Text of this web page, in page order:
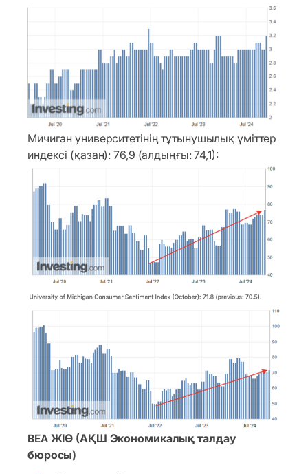
Мичиган университетінің тұтынушылық үміттер
индексі (қазан): 76,9 (алдыңғы: 74,1):
BEA ЖІӨ (АҚШ Экономикалық талдау
бюросы)